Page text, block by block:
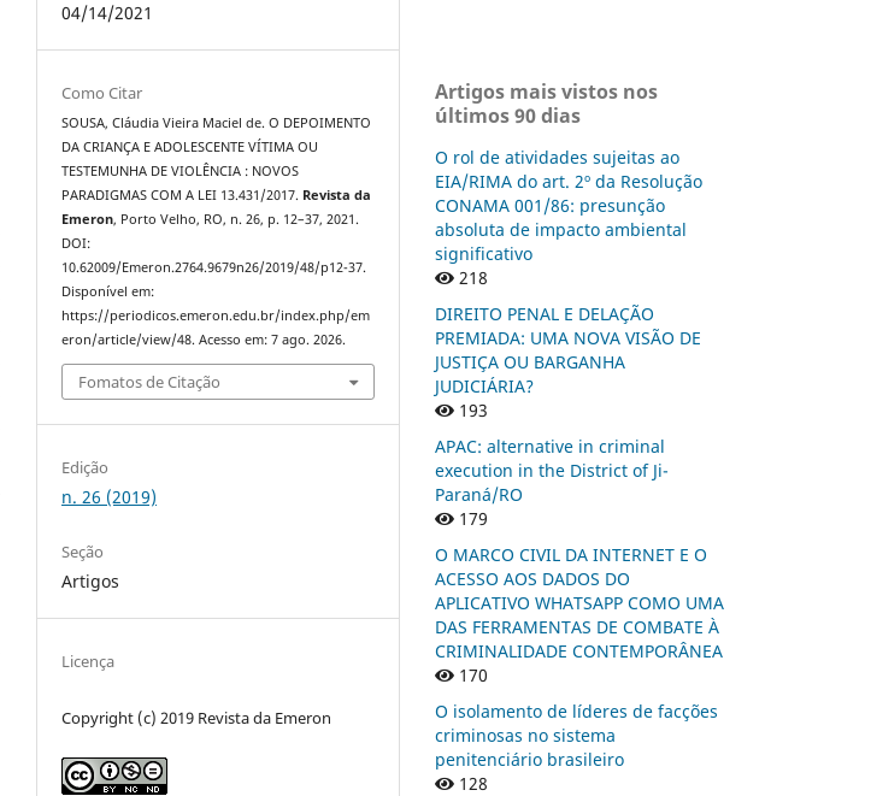
04/14/2021
Como Citar
SOUSA, Cláudia Vieira Maciel de. O DEPOIMENTO
DA CRIANÇA E ADOLESCENTE VÍTIMA OU
TESTEMUNHA DE VIOLÊNCIA : NOVOS
PARADIGMAS COM A LEI 13.431/2017. Revista da
Emeron, Porto Velho, RO, n. 26, p. 12–37, 2021.
DOI:
10.62009/Emeron.2764.9679n26/2019/48/p12-37.
Disponível em:
https://periodicos.emeron.edu.br/index.php/em
eron/article/view/48. Acesso em: 7 ago. 2026.
Fomatos de Citação
Edição
n. 26 (2019)
Seção
Artigos
Licença
Copyright (c) 2019 Revista da Emeron
Artigos mais vistos nos
últimos 90 dias
O rol de atividades sujeitas ao
EIA/RIMA do art. 2º da Resolução
CONAMA 001/86: presunção
absoluta de impacto ambiental
significativo
218
DIREITO PENAL E DELAÇÃO
PREMIADA: UMA NOVA VISÃO DE
JUSTIÇA OU BARGANHA
JUDICIÁRIA?
193
APAC: alternative in criminal
execution in the District of Ji-
Paraná/RO
179
O MARCO CIVIL DA INTERNET E O
ACESSO AOS DADOS DO
APLICATIVO WHATSAPP COMO UMA
DAS FERRAMENTAS DE COMBATE À
CRIMINALIDADE CONTEMPORÂNEA
170
O isolamento de líderes de facções
criminosas no sistema
penitenciário brasileiro
128